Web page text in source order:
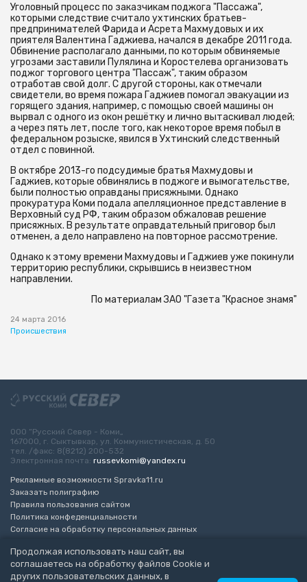
Уголовный процесс по заказчикам поджога "Пассажа",
которыми следствие считало ухтинских братьев-
предпринимателей Фарида и Асрета Махмудовых и их
приятеля Валентина Гаджиева, начался в декабре 2011 года.
Обвинение располагало данными, по которым обвиняемые
угрозами заставили Пулялина и Коростелева организовать
поджог торгового центра "Пассаж", таким образом
отработав свой долг. С другой стороны, как отмечали
свидетели, во время пожара Гаджиев помогал эвакуации из
горящего здания, например, с помощью своей машины он
вырвал с одного из окон решётку и лично вытаскивал людей;
а через пять лет, после того, как некоторое время побыл в
федеральном розыске, явился в Ухтинский следственный
отдел с повинной.
В октябре 2013-го подсудимые братья Махмудовы и
Гаджиев, которые обвинялись в поджоге и вымогательстве,
были полностью оправданы присяжными. Однако
прокуратура Коми подала апелляционное представление в
Верховный суд РФ, таким образом обжаловав решение
присяжных. В результате оправдательный приговор был
отменен, а дело направлено на повторное рассмотрение.
Однако к этому времени Махмудовы и Гаджиев уже покинули
территорию республики, скрывшись в неизвестном
направлении.
По материалам ЗАО "Газета "Красное знамя"
24 марта 2016
Происшествия
Продолжая использовать наш сайт, вы
соглашаетесь на обработку файлов Cookie и
других пользовательских данных, в
ООО “Русский Север - Коми„
167000, г. Сыктывкар, ул. Коммунистическая, д. 50
тел. /факс: 8(8212) 200-532
Электронная почта: russevkomi@yandex.ru
Рекламные возможности Spravka11.ru
Заказать полиграфию
Правила пользования сайтом
Политика конфеденциальности
Согласие на обработку персональных данных
Разработка сайта“ЭкспертБизнесГрупп”
© 2010-2026 Русский Север - Коми